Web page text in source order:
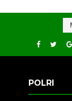
POLRI